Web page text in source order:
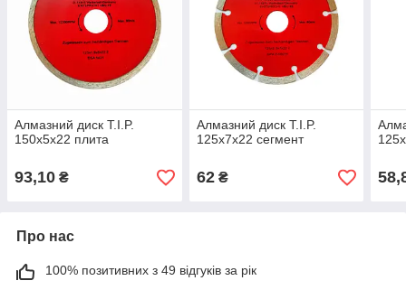
Алмазний диск T.I.P.
150х5х22 плита
93,10 ₴
Алмазний диск T.I.P.
125х7х22 сегмент
62₴
Про нас
100% позитивних з 49 відгуків за рік